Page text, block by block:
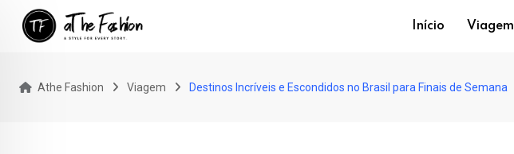
Início Viagem
Athe Fashion Viagem Destinos Incríveis e Escondidos no Brasil para Finais de Semana